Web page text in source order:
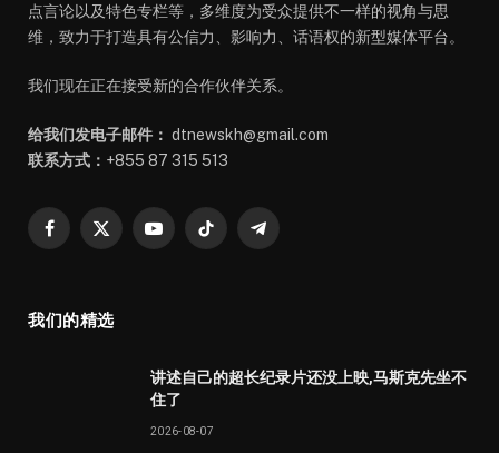
点言论以及特色专栏等，多维度为受众提供不一样的视角与思
维，致力于打造具有公信力、影响力、话语权的新型媒体平台。
我们现在正在接受新的合作伙伴关系。
给我们发电子邮件： dtnewskh@gmail.com
联系方式： +855 87 315 513
Facebook
X
YouTubeTikTok Telegram
我们的精选
讲述自己的超长纪录片还没上映,马斯克先坐不
住了
2026-08-07